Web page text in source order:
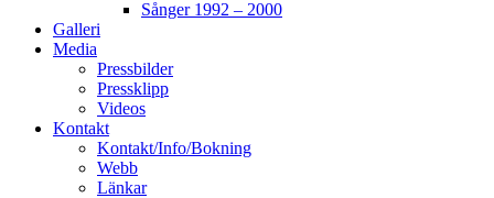
Sånger 1992 – 2000
Galleri
Media
Pressbilder
Pressklipp
Videos
Kontakt
Kontakt/Info/Bokning
Webb
Länkar